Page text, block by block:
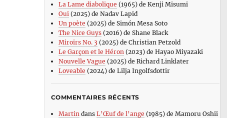
La Lame diabolique (1965) de Kenji Misumi
Oui(2025) de Nadav Lapid
Un poète (2025) de Simón Mesa Soto
The Nice Guys(2016) de Shane Black
Miroirs No. 3 (2025) de Christian Petzold
Le Garçon et le Héron(2023) de Hayao Miyazaki
Nouvelle Vague (2025) de Richard Linklater
Loveable (2024) de Lilja Ingolfsdottir
COMMENTAIRES RÉCENTS
Martin dans L’Œuf de l’ange (1985) de Mamoru Oshii